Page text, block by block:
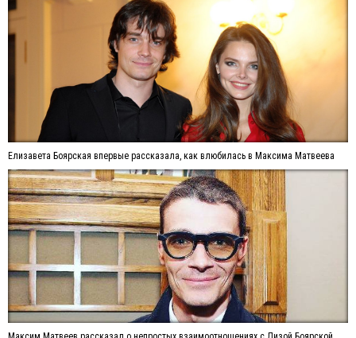
Елизавета Боярская впервые рассказала, как влюбилась в Максима Матвеева